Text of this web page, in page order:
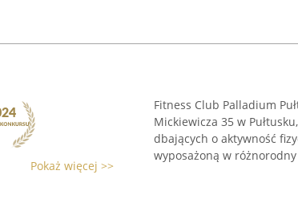
Pokaż więcej >>
Fitness Club Palladium
Mickiewicza 35 w
dbających o aktywność
wyposażoną w